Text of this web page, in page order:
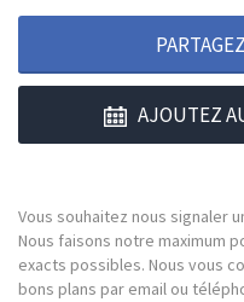
AJOUTEZ
Vous souhaitez nous signaler
Nous faisons notre maximum
exacts possibles. Nous vous
bons plans par email ou